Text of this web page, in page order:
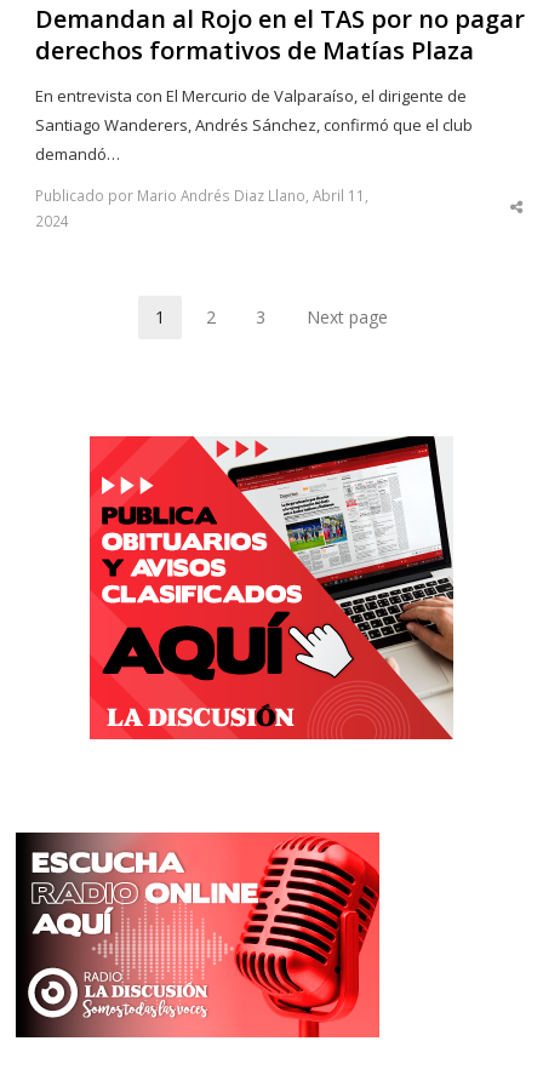
Demandan al Rojo en el TAS por no pagar
derechos formativos de Matías Plaza
En entrevista con El Mercurio de Valparaíso, el dirigente de
Santiago Wanderers, Andrés Sánchez, confirmó que el club
demandó…
Publicado por Mario Andrés Diaz Llano, Abril 11,
2024
Page
1 Page
2 Page
3 Next page